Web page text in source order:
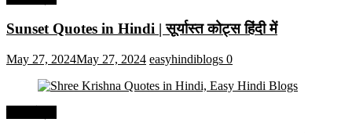
Sunset Quotes in Hindi | सूर्यास्त कोट्स हिंदी में
May 27, 2024May 27, 2024 easyhindiblogs 0